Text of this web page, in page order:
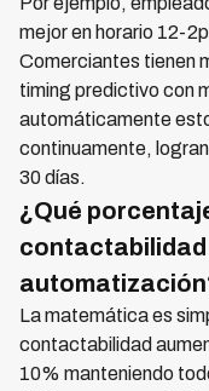
mejor en horario 12-
Comerciantes tienen
timing predictivo con
automáticamente
continuamente,
30 días.
¿Qué
La matemática es
contactabilidad
10% manteniendo